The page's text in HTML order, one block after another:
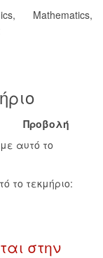
, Mathematics,
Προβολή
αυτό το
το τεκμήριο:
στην